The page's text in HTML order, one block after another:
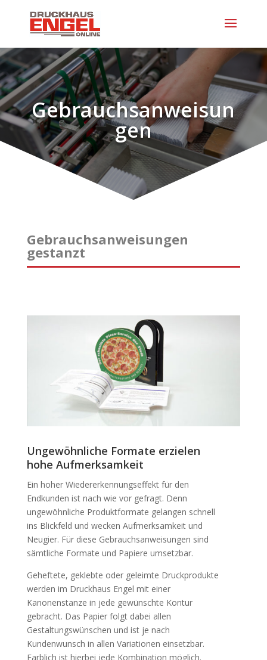
Gebrauchsanweisun
gen
Gebrauchsanweisungen
gestanzt
Ungewöhnliche Formate erzielen
hohe Aufmerksamkeit
Ein hoher Wiedererkennungseffekt für den
Endkunden ist nach wie vor gefragt. Denn
ungewöhnliche Produktformate gelangen schnell
ins Blickfeld und wecken Aufmerksamkeit und
Neugier. Für diese Gebrauchsanweisungen sind
sämtliche Formate und Papiere umsetzbar.
Geheftete, geklebte oder geleimte Druckprodukte
werden im Druckhaus Engel mit einer
Kanonenstanze in jede gewünschte Kontur
gebracht. Das Papier folgt dabei allen
Gestaltungswünschen und ist je nach
Kundenwunsch in allen Variationen einsetzbar.
Farblich ist hierbei jede Kombination möglich.